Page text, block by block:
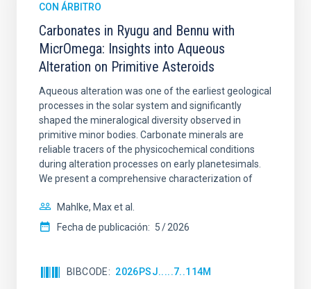
CON ÁRBITRO
Carbonates in Ryugu and Bennu with
MicrOmega: Insights into Aqueous
Alteration on Primitive Asteroids
Aqueous alteration was one of the earliest geological
processes in the solar system and significantly
shaped the mineralogical diversity observed in
primitive minor bodies. Carbonate minerals are
reliable tracers of the physicochemical conditions
during alteration processes on early planetesimals.
We present a comprehensive characterization of
Mahlke, Max et al.
Fecha de publicación: 5 2026
BIBCODE 2026PSJ.....7..114M